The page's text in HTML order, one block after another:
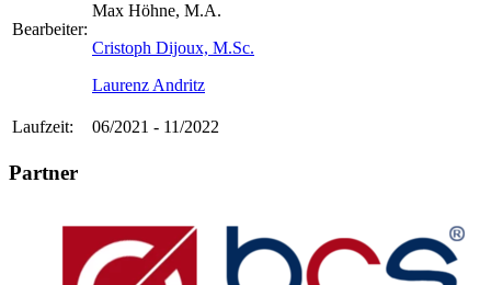
Bearbeiter:
Max Höhne, M.A.
Cristoph Dijoux, M.Sc.
Laurenz Andritz
Laufzeit: 06/2021 - 11/2022
Partner